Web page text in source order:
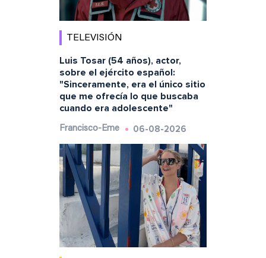
TELEVISIÓN
Luis Tosar (54 años), actor,
sobre el ejército español:
"Sinceramente, era el único sitio
que me ofrecía lo que buscaba
cuando era adolescente"
Francisco-Eme 06-08-2026